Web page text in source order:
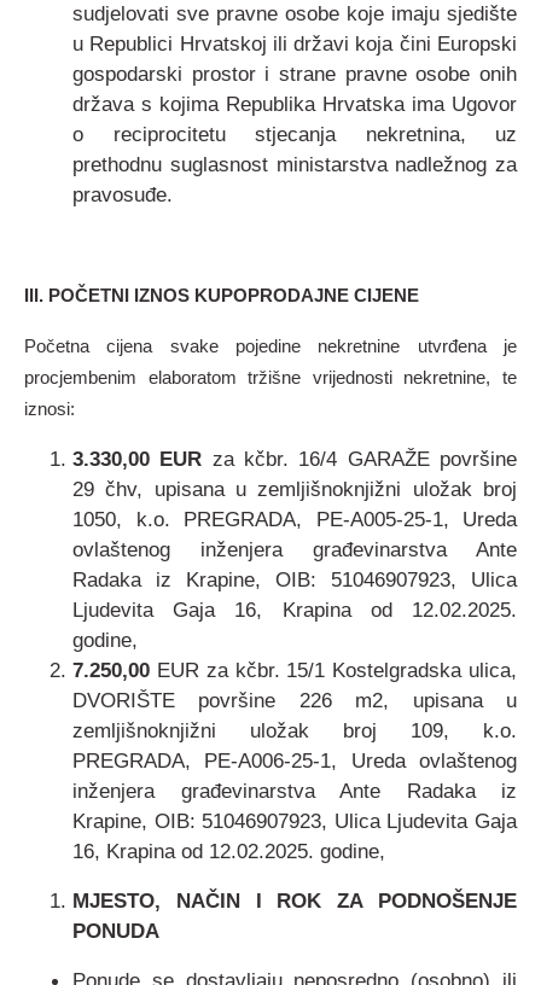
sudjelovati sve pravne osobe koje imaju sjedište
u Republici Hrvatskoj ili državi koja čini Europski
gospodarski prostor i strane pravne osobe onih
država s kojima Republika Hrvatska ima Ugovor
o reciprocitetu stjecanja nekretnina, uz
prethodnu suglasnost ministarstva nadležnog za
pravosuđe.
III. POČETNI IZNOS KUPOPRODAJNE CIJENE
Početna cijena svake pojedine nekretnine utvrđena je
procjembenim elaboratom tržišne vrijednosti nekretnine, te
iznosi:
3.330,00 EUR za kčbr. 16/4 GARAŽE površine
29 čhv, upisana u zemljišnoknjižni uložak broj
1050, k.o. PREGRADA, PE-A005-25-1, Ureda
ovlaštenog inženjera građevinarstva Ante
Radaka iz Krapine, OIB: 51046907923, Ulica
Ljudevita Gaja 16, Krapina od 12.02.2025.
godine,
7.250,00 EUR za kčbr. 15/1 Kostelgradska ulica,
DVORIŠTE površine 226 m2, upisana u
zemljišnoknjižni uložak broj 109, k.o.
PREGRADA, PE-A006-25-1, Ureda ovlaštenog
inženjera građevinarstva Ante Radaka iz
Krapine, OIB: 51046907923, Ulica Ljudevita Gaja
16, Krapina od 12.02.2025. godine,
MJESTO, NAČIN I ROK ZA PODNOŠENJE
PONUDA